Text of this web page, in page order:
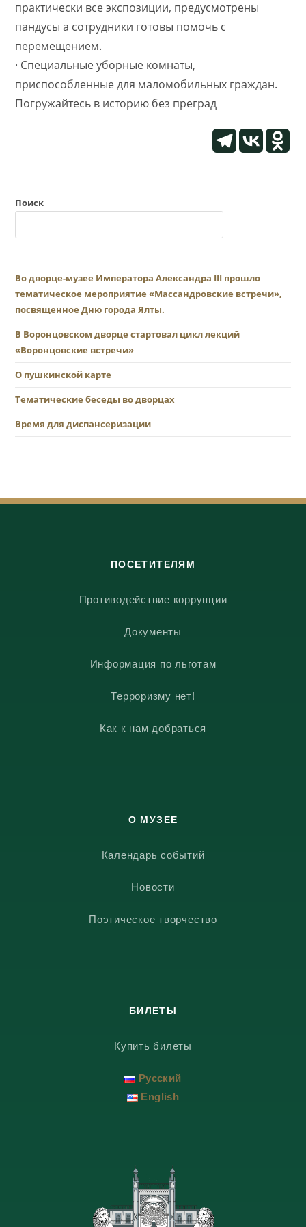
практически все экспозиции, предусмотрены
пандусы а сотрудники готовы помочь с
перемещением.
· Специальные уборные комнаты,
приспособленные для маломобильных граждан.
Погружайтесь в историю без преград
Поиск
Во дворце-музее Императора Александра III прошло
тематическое мероприятие «Массандровские встречи»,
посвященное Дню города Ялты.
В Воронцовском дворце стартовал цикл лекций
«Воронцовские встречи»
О пушкинской карте
Тематические беседы во дворцах
Время для диспансеризации
ПОСЕТИТЕЛЯМ
Противодействие коррупции
Документы
Информация по льготам
Терроризму нет!
Как к нам добраться
О МУЗЕЕ
Календарь событий
Новости
Поэтическое творчество
БИЛЕТЫ
Купить билеты
Русский
English